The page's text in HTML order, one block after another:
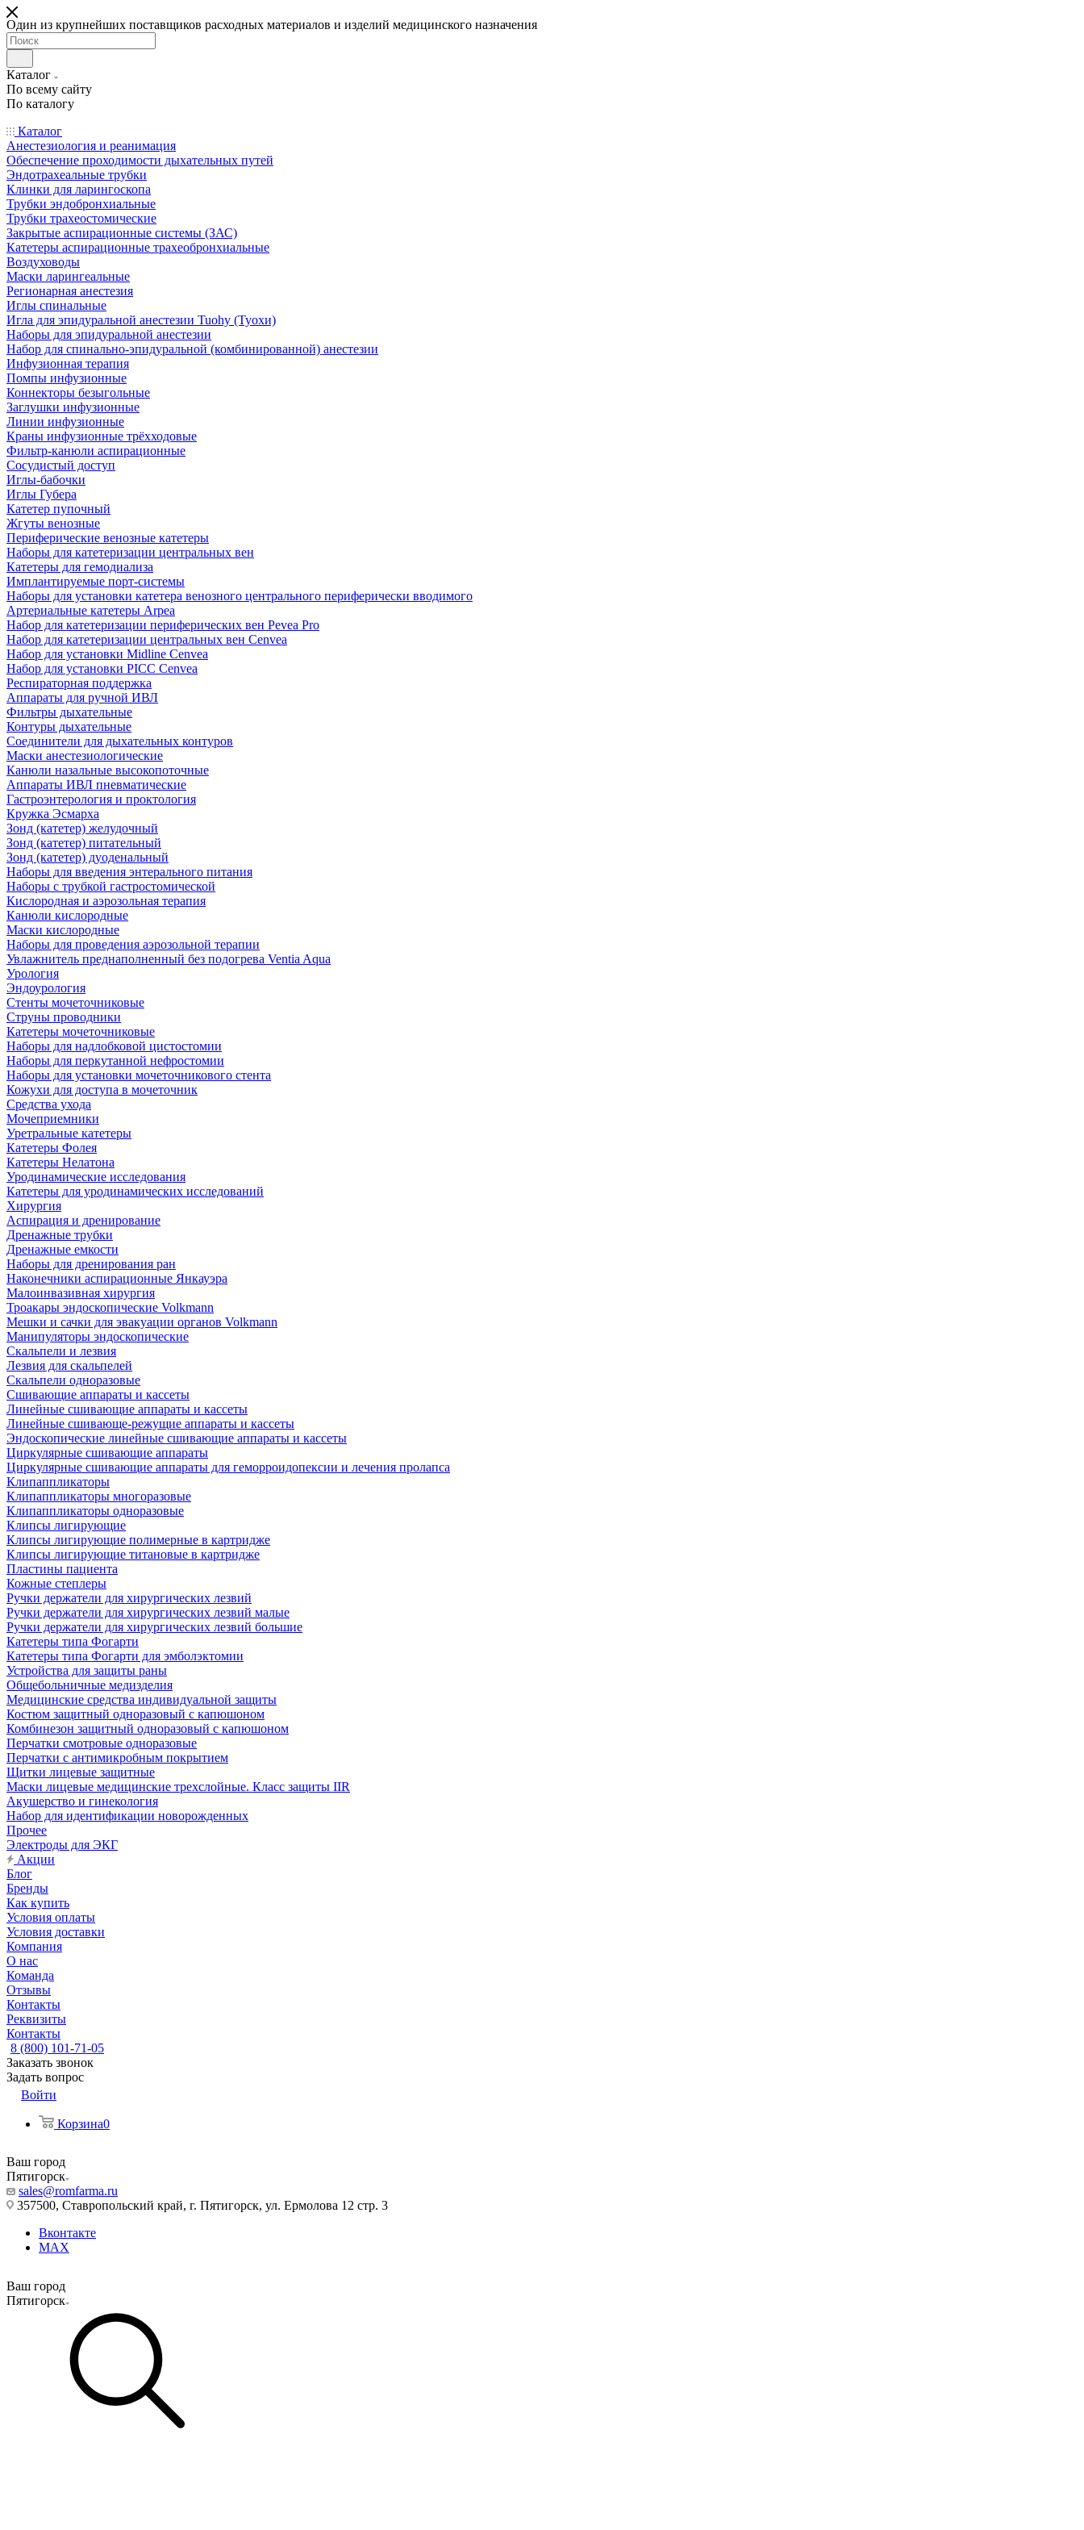
Один из крупнейших поставщиков расходных материалов и изделий медицинского назначения
Каталог
По всему сайту
По каталогу
Каталог
Анестезиология и реанимация
Обеспечение проходимости дыхательных путей
Эндотрахеальные трубки
Клинки для ларингоскопа
Трубки эндобронхиальные
Трубки трахеостомические
Закрытые аспирационные системы (ЗАС)
Катетеры аспирационные трахеобронхиальные
Воздуховоды
Маски ларингеальные
Регионарная анестезия
Иглы спинальные
Игла для эпидуральной анестезии Tuohy (Туохи)
Наборы для эпидуральной анестезии
Набор для спинально-эпидуральной (комбинированной) анестезии
Инфузионная терапия
Помпы инфузионные
Коннекторы безыгольные
Заглушки инфузионные
Линии инфузионные
Краны инфузионные трёхходовые
Фильтр-канюли аспирационные
Сосудистый доступ
Иглы-бабочки
Иглы Губера
Катетер пупочный
Жгуты венозные
Периферические венозные катетеры
Наборы для катетеризации центральных вен
Катетеры для гемодиализа
Имплантируемые порт‑системы
Наборы для установки катетера венозного центрального периферически вводимого
Артериальные катетеры Arpea
Набор для катетеризации периферических вен Pevea Pro
Набор для катетеризации центральных вен Cenvea
Набор для установки Midline Cenvea
Набор для установки PICC Cenvea
Респираторная поддержка
Аппараты для ручной ИВЛ
Фильтры дыхательные
Контуры дыхательные
Соединители для дыхательных контуров
Маски анестезиологические
Канюли назальные высокопоточные
Аппараты ИВЛ пневматические
Гастроэнтерология и проктология
Кружка Эсмарха
Зонд (катетер) желудочный
Зонд (катетер) питательный
Зонд (катетер) дуоденальный
Наборы для введения энтерального питания
Наборы с трубкой гастростомической
Кислородная и аэрозольная терапия
Канюли кислородные
Маски кислородные
Наборы для проведения аэрозольной терапии
Увлажнитель преднаполненный без подогрева Ventia Aqua
Урология
Эндоурология
Стенты мочеточниковые
Струны проводники
Катетеры мочеточниковые
Наборы для надлобковой цистостомии
Наборы для перкутанной нефростомии
Наборы для установки мочеточникового стента
Кожухи для доступа в мочеточник
Средства ухода
Мочеприемники
Уретральные катетеры
Катетеры Фолея
Катетеры Нелатона
Уродинамические исследования
Катетеры для уродинамических исследований
Хирургия
Аспирация и дренирование
Дренажные трубки
Дренажные емкости
Наборы для дренирования ран
Наконечники аспирационные Янкауэра
Малоинвазивная хирургия
Троакары эндоскопические Volkmann
Мешки и сачки для эвакуации органов Volkmann
Манипуляторы эндоскопические
Скальпели и лезвия
Лезвия для скальпелей
Скальпели одноразовые
Сшивающие аппараты и кассеты
Линейные сшивающие аппараты и кассеты
Линейные сшивающе-режущие аппараты и кассеты
Эндоскопические линейные сшивающие аппараты и кассеты
Циркулярные сшивающие аппараты
Циркулярные сшивающие аппараты для геморроидопексии и лечения пролапса
Клипаппликаторы
Клипаппликаторы многоразовые
Клипаппликаторы одноразовые
Клипсы лигирующие
Клипсы лигирующие полимерные в картридже
Клипсы лигирующие титановые в картридже
Пластины пациента
Кожные степлеры
Ручки держатели для хирургических лезвий
Ручки держатели для хирургических лезвий малые
Ручки держатели для хирургических лезвий большие
Катетеры типа Фогарти
Катетеры типа Фогарти для эмболэктомии
Устройства для защиты раны
Общебольничные медизделия
Медицинские средства индивидуальной защиты
Костюм защитный одноразовый с капюшоном
Комбинезон защитный одноразовый с капюшоном
Перчатки смотровые одноразовые
Перчатки с антимикробным покрытием
Щитки лицевые защитные
Маски лицевые медицинские трехслойные. Класс защиты IIR
Акушерство и гинекология
Набор для идентификации новорожденных
Прочее
Электроды для ЭКГ
Акции
Блог
Бренды
Как купить
Условия оплаты
Условия доставки
Компания
О нас
Команда
Отзывы
Контакты
Реквизиты
Контакты
8 (800) 101-71-05
Заказать звонок
Задать вопрос
Войти
Корзина0
Ваш город
Пятигорск
sales@romfarma.ru
357500, Ставропольский край, г. Пятигорск, ул. Ермолова 12 стр. 3
Вконтакте
MAX
Ваш город
Пятигорск